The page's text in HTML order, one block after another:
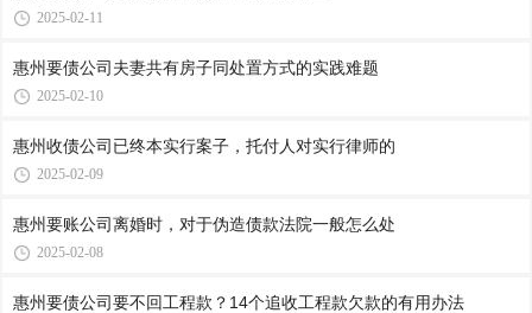
2025-02-11
惠州要债公司​夫妻共有房子同处置方式的实践难题
2025-02-10
惠州收债公司​已终本实行案子，托付人对实行律师的
2025-02-09
惠州要账公司​离婚时，对于伪造债款法院一般怎么处
2025-02-08
惠州要债公司要不回工程款？14个追收工程款欠款的有用办法